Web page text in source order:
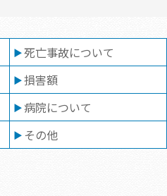
死亡事故について
損害額
病院について
その他